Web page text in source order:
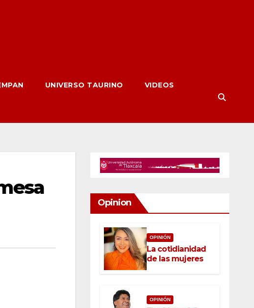
UNIVERSO TAURINO VIDEOS
Opinion
OPINIÓN
La cotidianidad
de las mujeres
OPINIÓN